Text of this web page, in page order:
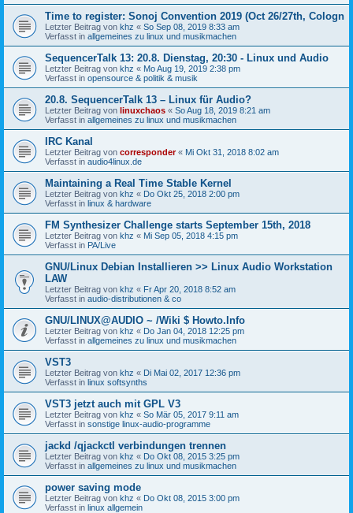
Time to register: Sonoj Convention 2019 (Oct 26/27th, Cologn
Letzter Beitrag von khz « So Sep 08, 2019 8:33 am
Verfasst in allgemeines zu linux und musikmachen
SequencerTalk 13: 20.8. Dienstag, 20:30 - Linux und Audio
Letzter Beitrag von khz « Mo Aug 19, 2019 2:38 pm
Verfasst in opensource & politik & musik
20.8. SequencerTalk 13 – Linux für Audio?
Letzter Beitrag von linuxchaos « So Aug 18, 2019 8:21 am
Verfasst in allgemeines zu linux und musikmachen
IRC Kanal
Letzter Beitrag von corresponder« Mi Okt 31, 2018 8:02 am
Verfasst in audio4linux.de
Maintaining a Real Time Stable Kernel
Letzter Beitrag von khz « Do Okt 25, 2018 2:00 pm
Verfasst in linux & hardware
FM Synthesizer Challenge starts September 15th, 2018
Letzter Beitrag von khz « Mi Sep 05, 2018 4:15 pm
Verfasst in PA/Live
GNU/Linux Debian Installieren >> Linux Audio Workstation
LAW
Letzter Beitrag von khz « Fr Apr 20, 2018 8:52 am
Verfasst in audio-distributionen & co
GNU/LINUX@AUDIO ~ /Wiki $ Howto.Info
Letzter Beitrag von khz « Do Jan 04, 2018 12:25 pm
Verfasst in allgemeines zu linux und musikmachen
VST3
Letzter Beitrag von khz « Di Mai 02, 2017 12:36 pm
Verfasst in linux softsynths
VST3 jetzt auch mit GPL V3
Letzter Beitrag von khz « So Mär 05, 2017 9:11 am
Verfasst in sonstige linux-audio-programme
jackd /qjackctl verbindungen trennen
Letzter Beitrag von khz « Do Okt 08, 2015 3:25 pm
Verfasst in allgemeines zu linux und musikmachen
power saving mode
Letzter Beitrag von khz « Do Okt 08, 2015 3:00 pm
Verfasst in linux allgemein